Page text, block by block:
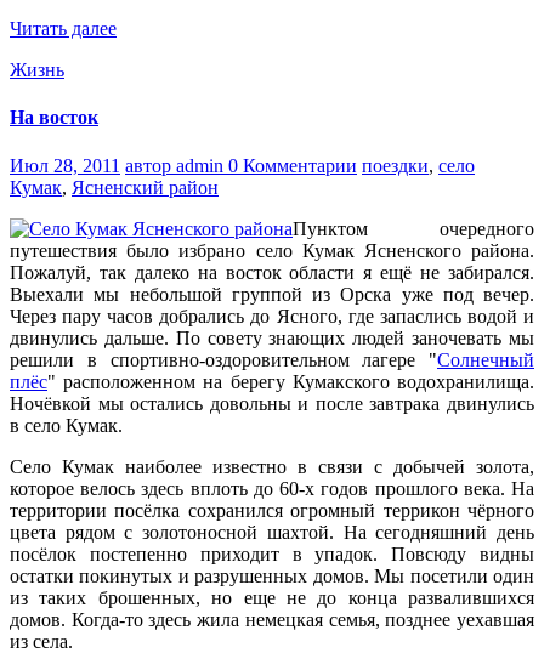
Читать далее
Жизнь
На восток
Июл 28, 2011 автор admin 0 Комментарии поездки, село
Кумак, Ясненский район
Пунктом очередного
путешествия было избрано село Кумак Ясненского района.
Пожалуй, так далеко на восток области я ещё не забирался.
Выехали мы небольшой группой из Орска уже под вечер.
Через пару часов добрались до Ясного, где запаслись водой и
двинулись дальше. По совету знающих людей заночевать мы
решили в спортивно-оздоровительном лагере "Солнечный
плёс" расположенном на берегу Кумакского водохранилища.
Ночёвкой мы остались довольны и после завтрака двинулись
в село Кумак.
Село Кумак наиболее известно в связи с добычей золота,
которое велось здесь вплоть до 60-х годов прошлого века. На
территории посёлка сохранился огромный террикон чёрного
цвета рядом с золотоносной шахтой. На сегодняшний день
посёлок постепенно приходит в упадок. Повсюду видны
остатки покинутых и разрушенных домов. Мы посетили один
из таких брошенных, но еще не до конца развалившихся
домов. Когда-то здесь жила немецкая семья, позднее уехавшая
из села.